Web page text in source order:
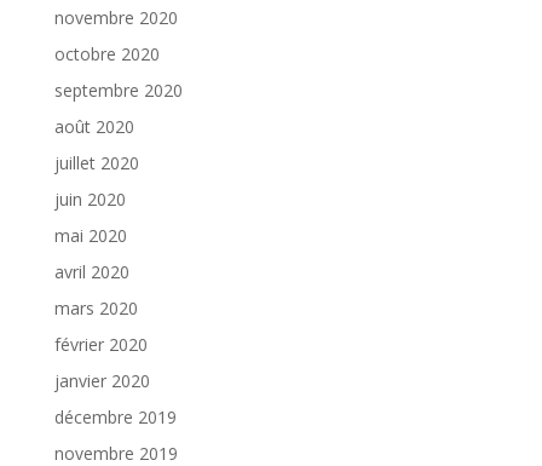
novembre 2020
octobre 2020
septembre 2020
août 2020
juillet 2020
juin 2020
mai 2020
avril 2020
mars 2020
février 2020
janvier 2020
décembre 2019
novembre 2019